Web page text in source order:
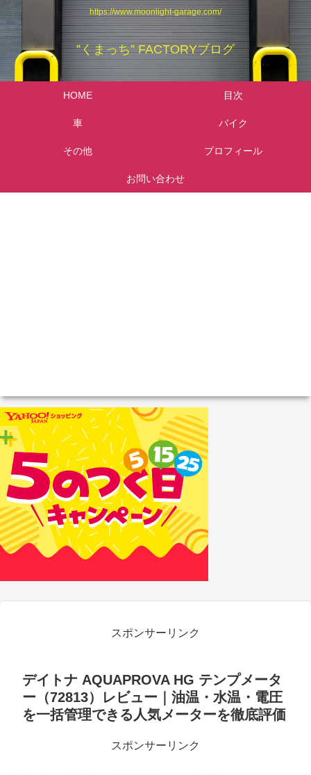
https://www.moonlight-garage.com/
”くまっち” FACTORYブログ
HOME 目次
車 バイク
その他 プロフィール
お問い合わせ
スポンサーリンク
デイトナ AQUAPROVA HG テンプメータ
ー（72813）レビュー｜油温・水温・電圧
を一括管理できる人気メーターを徹底評価
スポンサーリンク